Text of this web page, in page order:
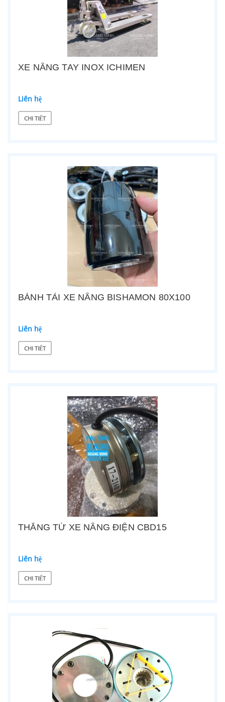
XE NÂNG TAY INOX ICHIMEN
Liên hệ
CHI TIẾT
BÁNH TẢI XE NÂNG BISHAMON 80X100
Liên hệ
CHI TIẾT
THẮNG TỪ XE NÂNG ĐIỆN CBD15
Liên hệ
CHI TIẾT